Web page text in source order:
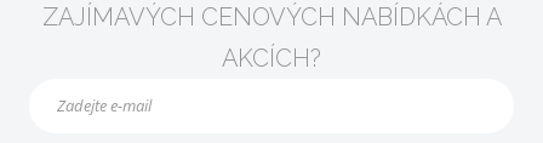
ZAJÍMAVÝCH CENOVÝCH NABÍDKÁCH A
AKCÍCH?